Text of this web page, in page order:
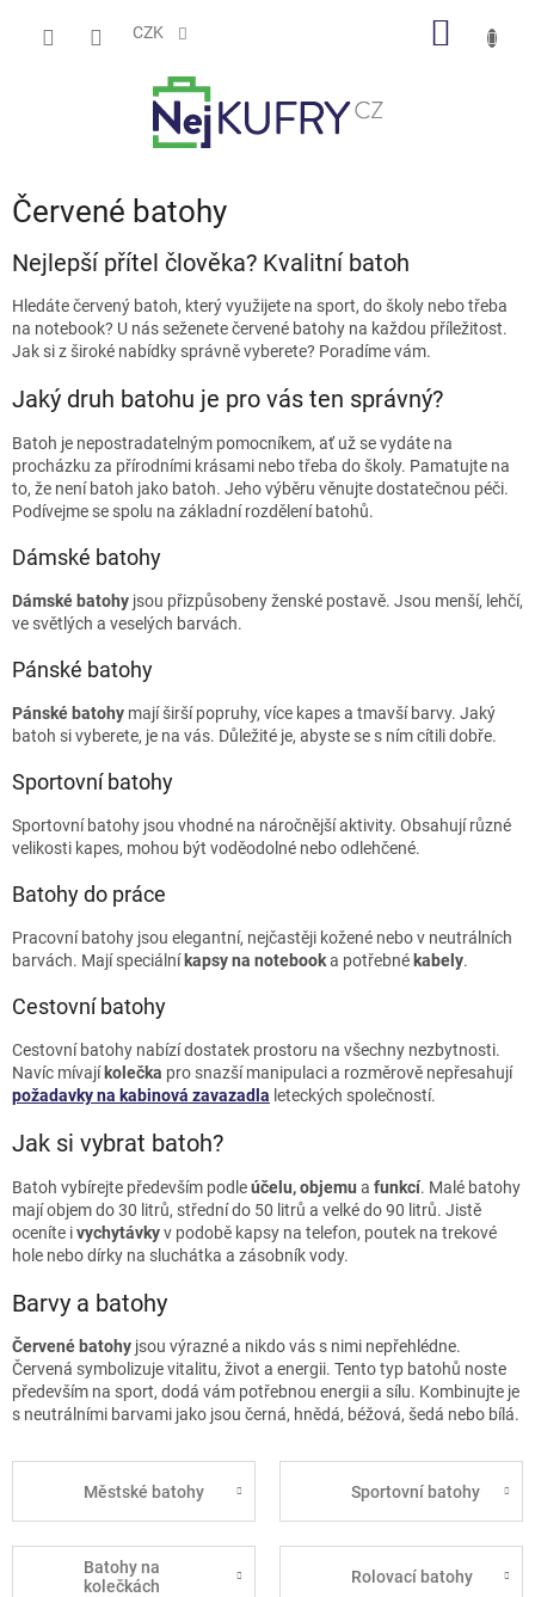
CZK
Červené batohy
Nejlepší přítel člověka? Kvalitní batoh
Hledáte červený batoh, který využijete na sport, do školy nebo třeba
na notebook? U nás seženete červené batohy na každou příležitost.
Jak si z široké nabídky správně vyberete? Poradíme vám.
Jaký druh batohu je pro vás ten správný?
Batoh je nepostradatelným pomocníkem, ať už se vydáte na
procházku za přírodními krásami nebo třeba do školy. Pamatujte na
to, že není batoh jako batoh. Jeho výběru věnujte dostatečnou péči.
Podívejme se spolu na základní rozdělení batohů.
Dámské batohy
Dámské batohy jsou přizpůsobeny ženské postavě. Jsou menší, lehčí,
ve světlých a veselých barvách.
Pánské batohy
Pánské batohy mají širší popruhy, více kapes a tmavší barvy. Jaký
batoh si vyberete, je na vás. Důležité je, abyste se s ním cítili dobře.
Sportovní batohy
Sportovní batohy jsou vhodné na náročnější aktivity. Obsahují různé
velikosti kapes, mohou být voděodolné nebo odlehčené.
Batohy do práce
Pracovní batohy jsou elegantní, nejčastěji kožené nebo v neutrálních
barvách. Mají speciální kapsy na notebooka potřebné kabely.
Cestovní batohy
Cestovní batohy nabízí dostatek prostoru na všechny nezbytnosti.
Navíc mívají kolečka pro snazší manipulaci a rozměrově nepřesahují
požadavky na kabinová zavazadla leteckých společností.
Jak si vybrat batoh?
Batoh vybírejte především podleúčelu, objemu a funkcí. Malé batohy
mají objem do 30 litrů, střední do 50 litrů a velké do 90 litrů. Jistě
oceníte ivychytávkyv podobě kapsy na telefon, poutek na trekové
hole nebo dírky na sluchátka a zásobník vody.
Barvy a batohy
Červené batohy jsou výrazné a nikdo vás s nimi nepřehlédne.
Červená symbolizuje vitalitu, život a energii. Tento typ batohů noste
především na sport, dodá vám potřebnou energii a sílu. Kombinujte je
s neutrálními barvami jako jsou černá, hnědá, béžová, šedá nebo bílá.
Městské batohy Sportovní batohy
Batohy na
kolečkách
Rolovací batohy